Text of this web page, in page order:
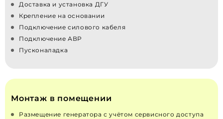
Доставка и установка ДГУ
Крепление на основании
Подключение силового кабеля
Подключение АВР
Пусконаладка
Монтаж в помещении
Размещение генератора с учётом сервисного доступа